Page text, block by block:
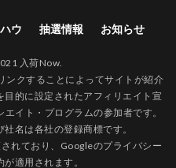
ウ 抽選情報 お知らせ
入荷Now.
ンクすることによってサイトが紹介
的に設定されたアフィリエイト宣
イト・プログラムの参加者です。
名は各社の登録商標です。
れており、Googleのプライバシー
が適用されます。